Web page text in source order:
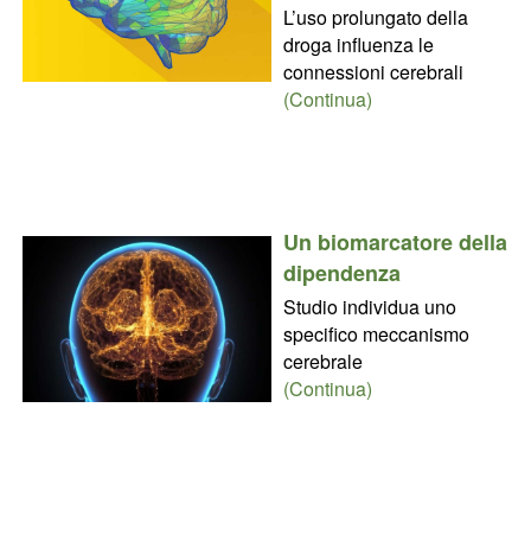
L’uso prolungato della
droga influenza le
connessioni cerebrali
(Continua)
Un biomarcatore della
dipendenza
Studio individua uno
specifico meccanismo
cerebrale
(Continua)